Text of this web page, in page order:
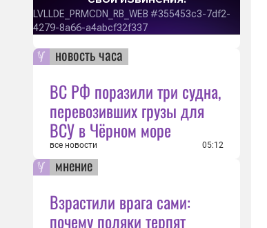
новость часа
ВС РФ поразили три судна,
перевозивших грузы для
ВСУ в Чёрном море
все новости 05:12
мнение
Взрастили врага сами:
почему поляки терпят